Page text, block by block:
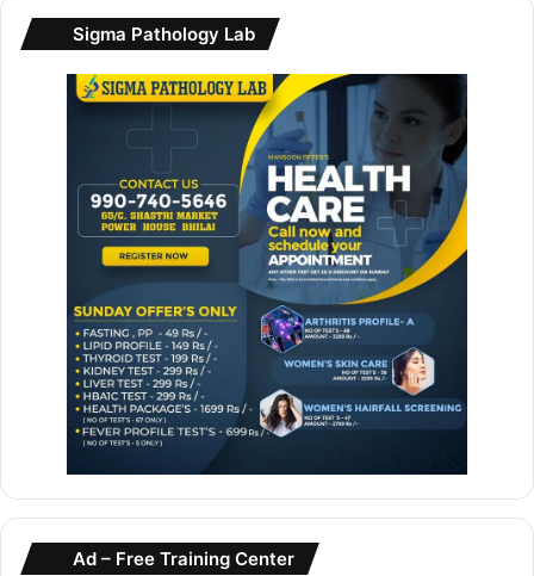
Sigma Pathology Lab
Ad – Free Training Center